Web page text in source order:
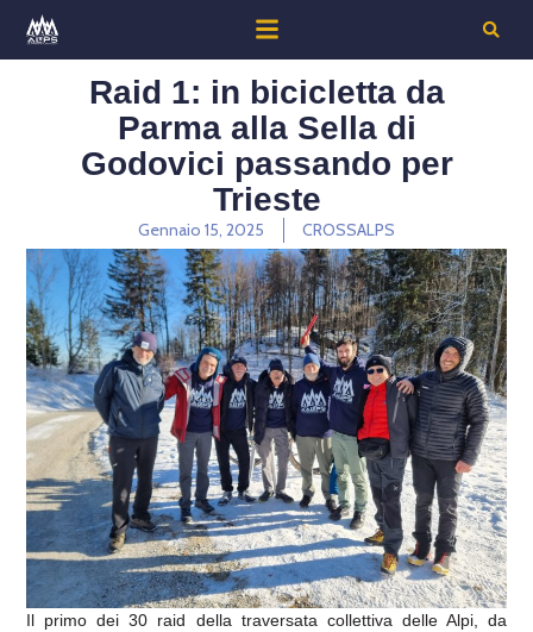
Raid 1: in bicicletta da
Parma alla Sella di
Godovici passando per
Trieste
Gennaio 15, 2025 CROSSALPS
Il primo dei 30 raid della traversata collettiva delle Alpi, da